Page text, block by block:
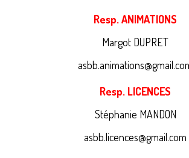
Resp. ANIMATIONS
Margot DUPRET
Resp. LICENCES
Stéphanie MANDON
asbb.licences@gmail.com